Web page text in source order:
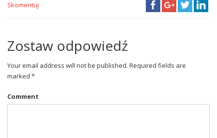
Skomentuj
Zostaw odpowiedź
Your email address will not be published. Required fields are
marked *
Comment